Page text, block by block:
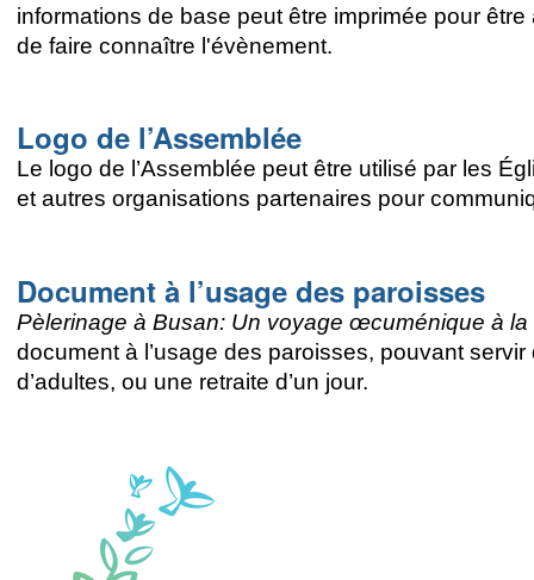
informations de base peut être imprimée pour
de faire connaître l'évènement.
Logo de l’Assemblée
Le logo de l’Assemblée peut être utilisé par les
et autres organisations partenaires pour
Document à l’usage des paroisses
Pèlerinage à Busan: Un voyage œcuménique à
document à l’usage des paroisses, pouvant
d’adultes, ou une retraite d’un jour.